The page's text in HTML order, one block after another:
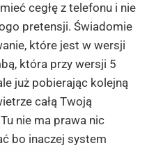
cegłę z telefonu i nie
pretensji. Świadomie
które jest w wersji
która przy wersji 5
już pobierając kolejną
całą Twoją
nie ma prawa nic
bo inaczej system